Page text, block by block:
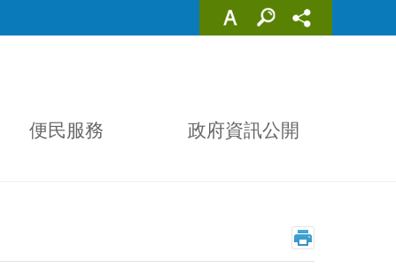
便民服務
政府資訊公開